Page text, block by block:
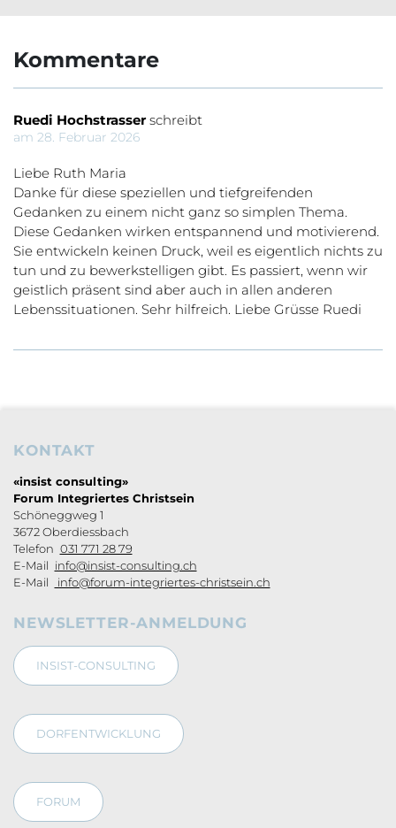
Kommentare
Ruedi Hochstrasserschreibt
am 28. Februar 2026
Liebe Ruth Maria
Danke für diese speziellen und tiefgreifenden
Gedanken zu einem nicht ganz so simplen Thema.
Diese Gedanken wirken entspannend und motivierend.
Sie entwickeln keinen Druck, weil es eigentlich nichts zu
tun und zu bewerkstelligen gibt. Es passiert, wenn wir
geistlich präsent sind aber auch in allen anderen
Lebenssituationen. Sehr hilfreich. Liebe Grüsse Ruedi
Footerbereich
KONTAKT
«insist consulting»
Forum Integriertes Christsein
Schöneggweg 1
3672 Oberdiessbach
Telefon 031 771 28 79
E-Mail info@insist-consulting.ch
E-Mail
info@forum-integriertes-christsein.ch
NEWSLETTER-ANMELDUNG
INSIST-CONSULTING
DORFENTWICKLUNG
FORUM